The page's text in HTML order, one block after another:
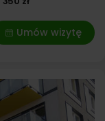
Umów wizytę